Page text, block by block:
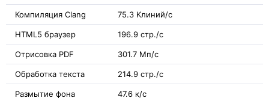
Компиляция Clang 75.3 Kлиний/с
HTML5 браузер 196.9 стр./с
Отрисовка PDF 301.7 Мп/с
Обработка текста 214.9 стр./с
Размытие фона 47.6 к/с